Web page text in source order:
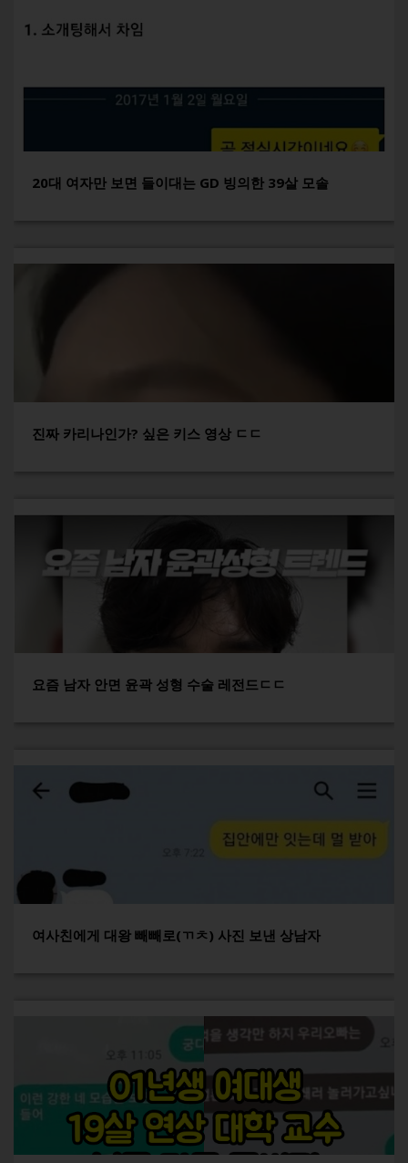
20대 여자만 보면 들이대는 GD 빙의한 39살 모솔
진짜 카리나인가? 싶은 키스 영상 ㄷㄷ
요즘 남자 안면 윤곽 성형 수술 레전드ㄷㄷ
여사친에게 대왕 빼빼로(ㄲㅊ) 사진 보낸 상남자